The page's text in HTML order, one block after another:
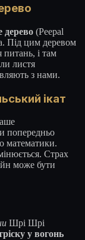
дерево (Peepal
Під цим деревом
питань, і там
листя
з нами.
ікат
попередньо
математики.
Страх
може бути
Шрі Шрі
у вогонь